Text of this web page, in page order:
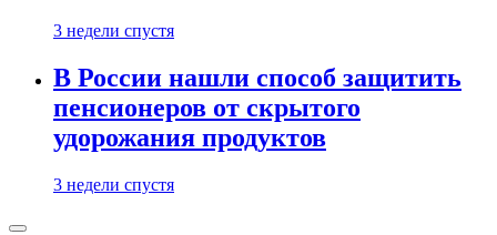
3 недели спустя
В России нашли способ защитить
пенсионеров от скрытого
удорожания продуктов
3 недели спустя